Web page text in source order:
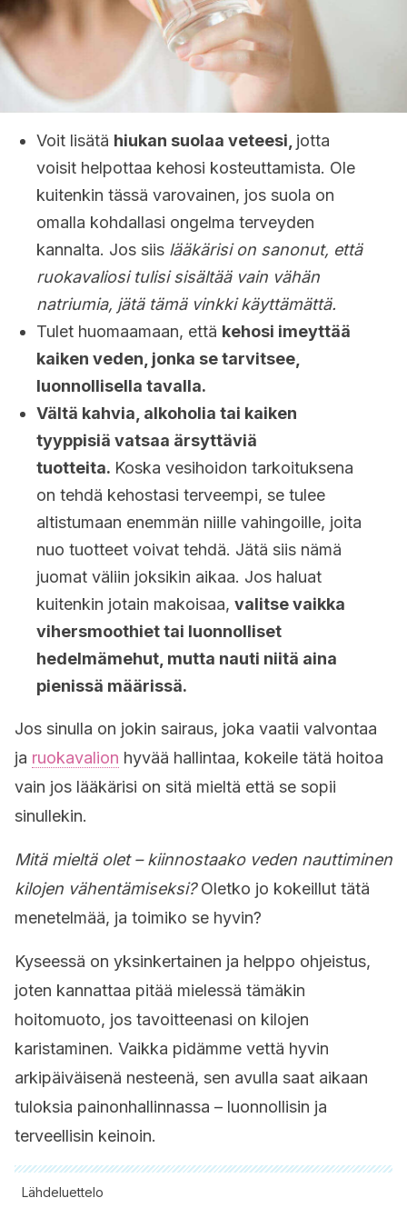
Voit lisätä hiukan suolaa veteesi, jotta
voisit helpottaa kehosi kosteuttamista. Ole
kuitenkin tässä varovainen, jos suola on
omalla kohdallasi ongelma terveyden
kannalta. Jos siis lääkärisi on sanonut, että
ruokavaliosi tulisi sisältää vain vähän
natriumia, jätä tämä vinkki käyttämättä.
Tulet huomaamaan, että kehosi imeyttää
kaiken veden, jonka se tarvitsee,
luonnollisella tavalla.
Vältä kahvia, alkoholia tai kaiken
tyyppisiä vatsaa ärsyttäviä
tuotteita. Koska vesihoidon tarkoituksena
on tehdä kehostasi terveempi, se tulee
altistumaan enemmän niille vahingoille, joita
nuo tuotteet voivat tehdä. Jätä siis nämä
juomat väliin joksikin aikaa. Jos haluat
kuitenkin jotain makoisaa, valitse vaikka
vihersmoothiet tai luonnolliset
hedelmämehut, mutta nauti niitä aina
pienissä määrissä.
Jos sinulla on jokin sairaus, joka vaatii valvontaa
ja ruokavalion hyvää hallintaa, kokeile tätä hoitoa
vain jos lääkärisi on sitä mieltä että se sopii
sinullekin.
Mitä mieltä olet – kiinnostaako veden nauttiminen
kilojen vähentämiseksi?Oletko jo kokeillut tätä
menetelmää, ja toimiko se hyvin?
Kyseessä on yksinkertainen ja helppo ohjeistus,
joten kannattaa pitää mielessä tämäkin
hoitomuoto, jos tavoitteenasi on kilojen
karistaminen. Vaikka pidämme vettä hyvin
arkipäiväisenä nesteenä, sen avulla saat aikaan
tuloksia painonhallinnassa – luonnollisin ja
terveellisin keinoin.
Lähdeluettelo